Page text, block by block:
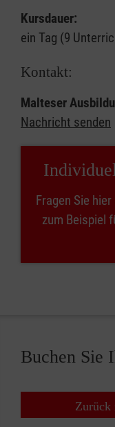
Kursdauer:
ein Tag (9
Kontakt:
Malteser
Nachricht senden
Fragen Sie
zum Beispiel
Buchen Sie
Zurück